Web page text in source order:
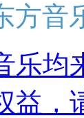
方
乐均
益，